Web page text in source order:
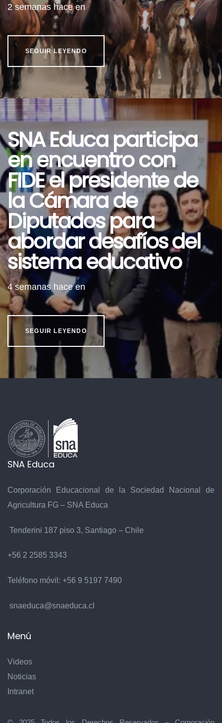
2 semanas haceen
SEGUIR LEYENDO
SNA Educa participa
en encuentro con
FIDE el presidente de
la Cámara de
Diputados para
abordar desafíos del
sistema educativo
4 semanas haceen
SEGUIR LEYENDO
SNA Educa
Corporación Educacional de la Sociedad Nacional de
Agricultura FG – SNA Educa
Tenderini 187 piso 3, Santiago – Chile
+56 2 2585 3343
Teléfono móvil: +56 9 5197 7490
snaeduca@snaeduca.cl
Menú
Videos
Noticias
Intranet